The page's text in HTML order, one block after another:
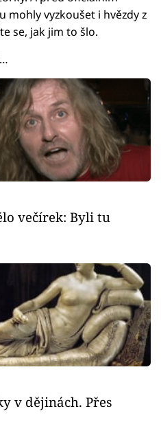
vyzkoušet i hvězdy z
se, jak jim to šlo.
večírek: Byli tu
v dějinách. Přes